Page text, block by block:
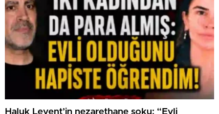
Haluk Levent’in nezarethane şoku: “Evli